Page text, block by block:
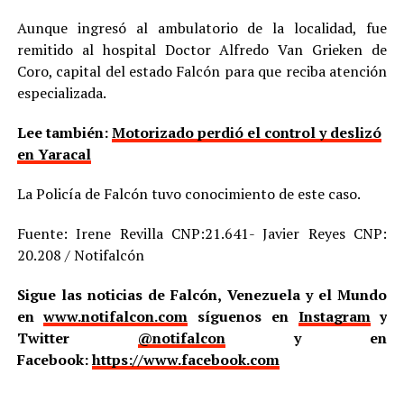
Aunque ingresó al ambulatorio de la localidad, fue
remitido al hospital Doctor Alfredo Van Grieken de
Coro, capital del estado Falcón para que reciba atención
especializada.
Lee también:Motorizado perdió el control y deslizó
en Yaracal
La Policía de Falcón tuvo conocimiento de este caso.
Fuente: Irene Revilla CNP:21.641- Javier Reyes CNP:
20.208 / Notifalcón
Sigue las noticias de Falcón, Venezuela y el Mundo
enwww.notifalcon.com síguenos en Instagramy
Twitter @notifalcony en
Facebook:https://www.facebook.com